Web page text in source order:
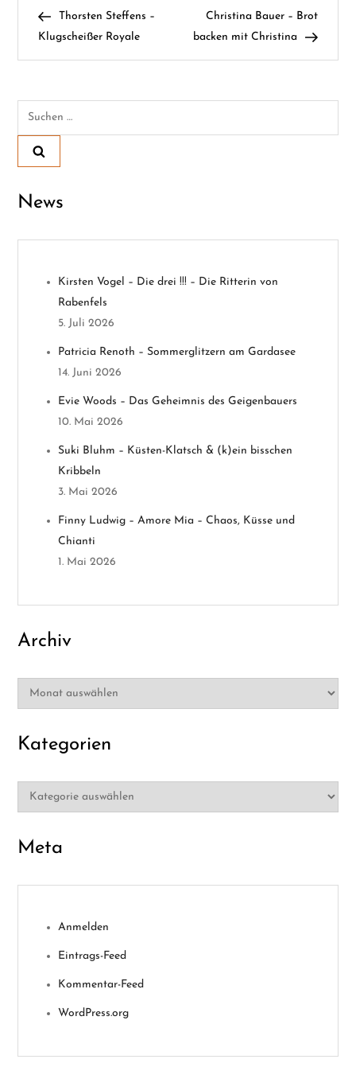
e
t
r
g
s
n
v
a
n
PostThorsten Steffens –
Klugscheißer Royale
Post
Christina Bauer – Brot
backen mit Christina
Suchen
News
Kirsten Vogel – Die drei !!! – Die Ritterin von
Rabenfels
5. Juli 2026
Patricia Renoth – Sommerglitzern am Gardasee
14. Juni 2026
Evie Woods – Das Geheimnis des Geigenbauers
10. Mai 2026
Suki Bluhm – Küsten-Klatsch & (k)ein bisschen
Kribbeln
3. Mai 2026
Finny Ludwig – Amore Mia – Chaos, Küsse und
Chianti
1. Mai 2026
Archiv
Archiv
Kategorien
Kategorien
Meta
Anmelden
Eintrags-Feed
Kommentar-Feed
WordPress.org